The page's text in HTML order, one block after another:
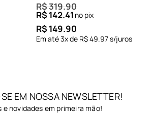
R$319.90
R$ 142.41 no pix
R$ 149.90
Em até3x de R$49.97s/juros
EM NOSSA NEWSLETTER!
e novidades em primeira mão!